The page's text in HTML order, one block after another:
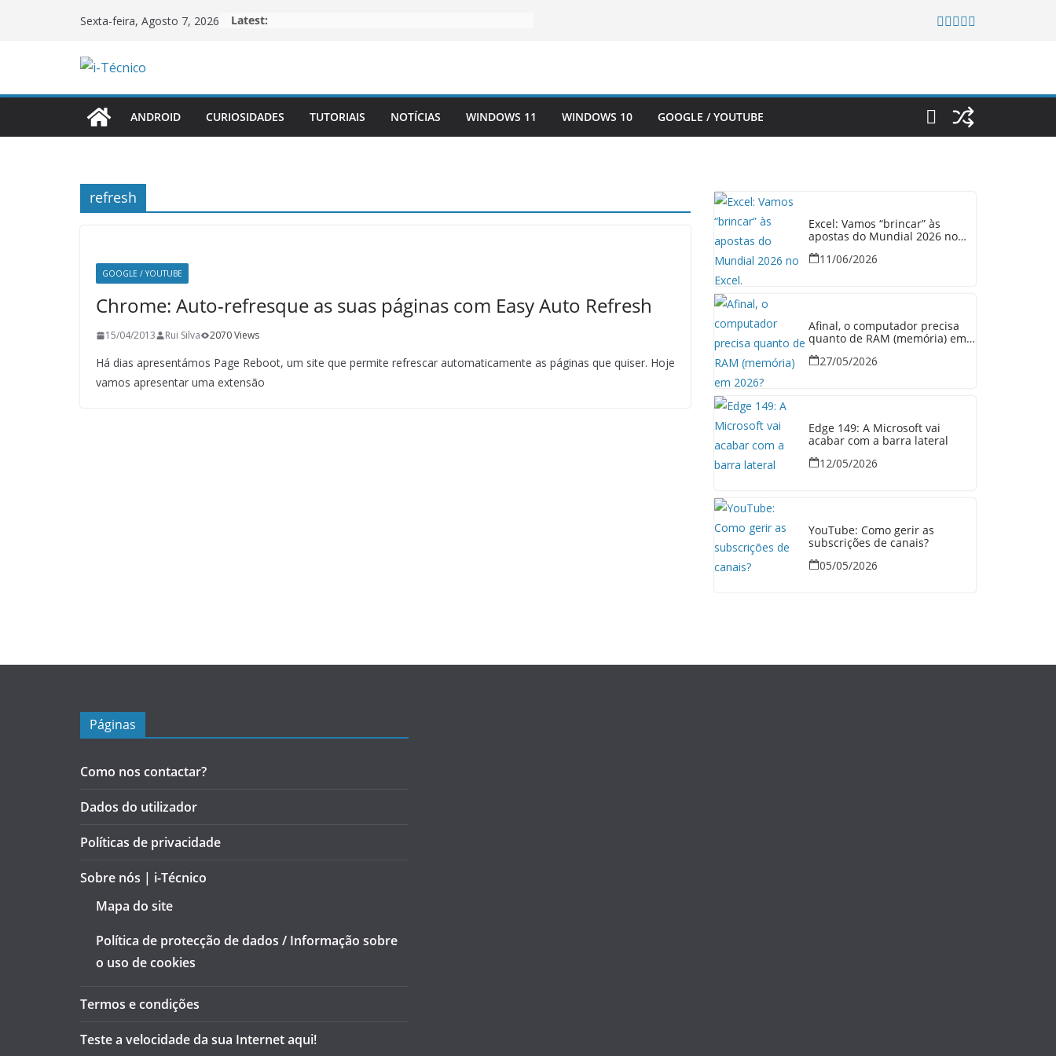
Sexta-feira, Agosto 7, 2026 Latest:
ANDROID CURIOSIDADES TUTORIAIS NOTÍCIAS WINDOWS 11 WINDOWS 10 GOOGLE / YOUTUBE
refresh
GOOGLE / YOUTUBE
Chrome: Auto-refresque as suas páginas com Easy Auto Refresh
15/04/2013 Rui Silva 2070 Views
Há dias apresentámos Page Reboot, um site que permite refrescar automaticamente as páginas que quiser. Hoje
vamos apresentar uma extensão
Excel: Vamos “brincar” às
apostas do Mundial 2026 no
11/06/2026
Afinal, o computador precisa
quanto de RAM (memória) em
27/05/2026
Edge 149: A Microsoft vai
acabar com a barra lateral
12/05/2026
YouTube: Como gerir as
subscrições de canais?
05/05/2026
Páginas
Como nos contactar?
Dados do utilizador
Políticas de privacidade
Sobre nós | i-Técnico
Mapa do site
Política de protecção de dados / Informação sobre
o uso de cookies
Termos e condições
Teste a velocidade da sua Internet aqui!